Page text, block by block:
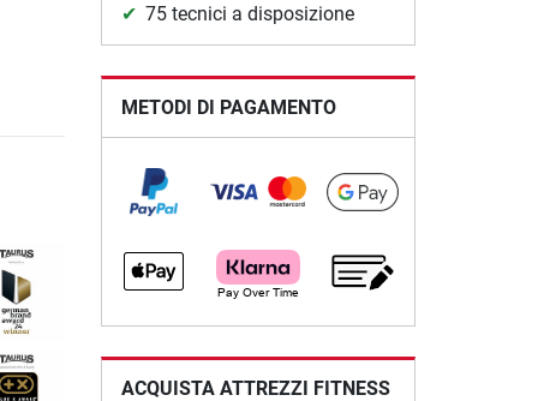
75 tecnici a disposizione
METODI DI PAGAMENTO
ACQUISTA ATTREZZI FITNESS